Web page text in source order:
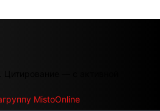
— с активной
MistoOnline